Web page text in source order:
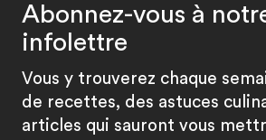
Abonnez-vous à
infolettre
Vous y trouverez chaque
de recettes, des astuces
articles qui sauront vous